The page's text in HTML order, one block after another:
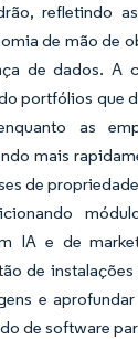
refletindo
de mão de
de dados. A
portfólios que
as
mais
de
IA e de
de
e
de software